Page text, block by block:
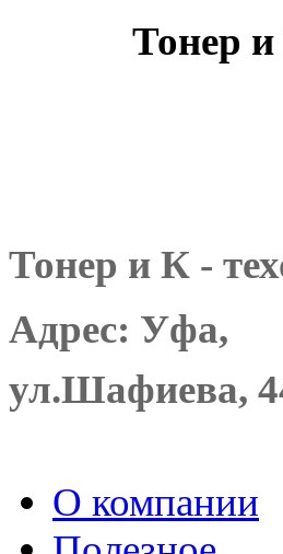
Тонер
Тонер и К -
Адрес: Уфа,
ул.Шафиева,
О компании